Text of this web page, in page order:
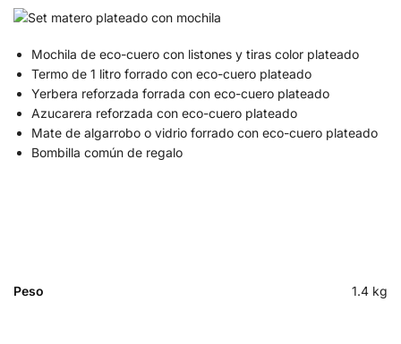
Mochila de eco-cuero con listones y tiras color plateado
Termo de 1 litro forrado con eco-cuero plateado
Yerbera reforzada forrada con eco-cuero plateado
Azucarera reforzada con eco-cuero plateado
Mate de algarrobo o vidrio forrado con eco-cuero plateado
Bombilla común de regalo
Peso 1.4 kg